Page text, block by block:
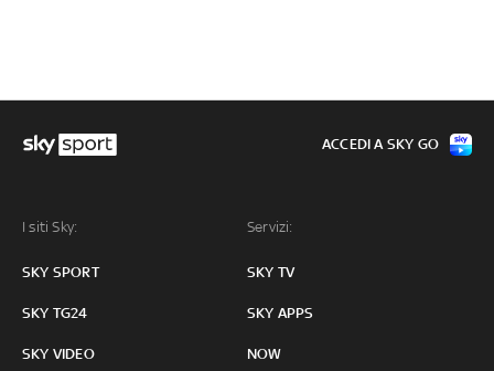
I siti Sky:
SKY SPORT
SKY TG24
SKY VIDEO
Servizi:
SKY TV
SKY APPS
NOW
ACCEDI A SKY GO